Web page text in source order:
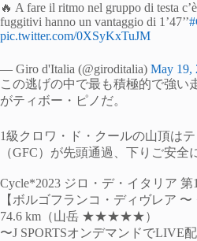
🔥 A fare il ritmo nel gruppo di testa c’è
fuggitivi hanno un vantaggio di 1’47’’
pic.twitter.com/0XSyKxTuJM
— Giro d'Italia (@giroditalia) May 19,
この逃げの中で最も積極的で強い
がティボー・ピノだ。
1級クロワ・ド・クールの山頂は
（GFC）が先頭通過、下りご安全
Cycle*2023 ジロ・デ・イタリア 第
【ボルゴフランコ・ディヴレア 〜
74.6 km（山岳 ★★★★★）
〜J SPORTSオンデマンドでLIVE